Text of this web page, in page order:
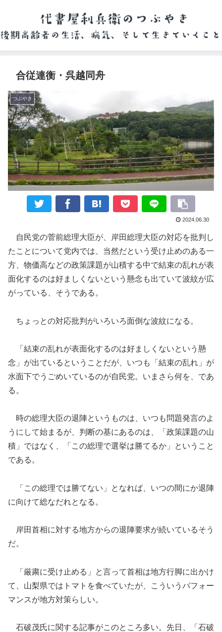
合従連衡・呉越同舟
つぶやき
2024.06.30
自民党の菅前総理大臣が、岸田総理大臣の対応を批判し
たことについて党内では、当然だという受け止めのある一
方、 物価高などの政策課題が山積する中で結束の乱れが表
面化するのは好ましくないという懸念も出ていて波紋が広
がっている そうである。
ちょっとの対応批判がいろいろ面倒な波紋になる。
「結束の乱れが表面化するのは好ましくないという懸
念 」が出ているということだが、いつも「結束の乱れ」が
水面下でうごめいているのが自民党。いまさら何を、であ
る。
時の総理大臣の退陣というものは いつも 問題発言のよ
うに して始まるが、 判断の基にあるのは 「 政策課題の山
積 」 ではなく、 「この総理で選挙は勝てるか 」
ということ
である。
「この総理では勝てない」となれば、いつの間にか退陣
に向けて総なだれとなる。
岸田首相に対する地方からの退陣要求が続いているそう
だ。
「厳粛に受け止める 」 と言って首相は地方行脚に出かけ
て、 山梨県ではトマトを食べていたが、こういうパフォー
マンスが地方対策らしい。
石破茂氏に関する記事がこのところ多い。先日、
「石破